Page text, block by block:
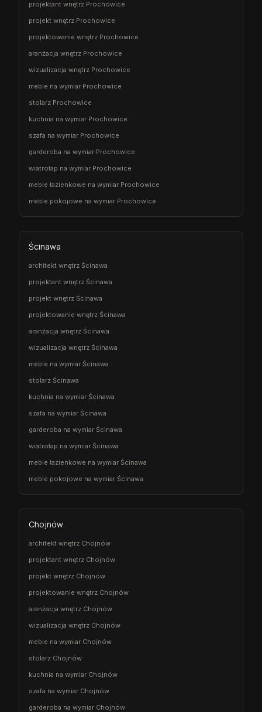
projektant wnętrz Prochowice
projekt wnętrz Prochowice
projektowanie wnętrz Prochowice
aranżacja wnętrz Prochowice
wizualizacja wnętrz Prochowice
meble na wymiar Prochowice
stolarz Prochowice
kuchnia na wymiar Prochowice
szafa na wymiar Prochowice
garderoba na wymiar Prochowice
wiatrołap na wymiar Prochowice
meble łazienkowe na wymiar Prochowice
meble pokojowe na wymiar Prochowice
Ścinawa
architekt wnętrz Ścinawa
projektant wnętrz Ścinawa
projekt wnętrz Ścinawa
projektowanie wnętrz Ścinawa
aranżacja wnętrz Ścinawa
wizualizacja wnętrz Ścinawa
meble na wymiar Ścinawa
stolarz Ścinawa
kuchnia na wymiar Ścinawa
szafa na wymiar Ścinawa
garderoba na wymiar Ścinawa
wiatrołap na wymiar Ścinawa
meble łazienkowe na wymiar Ścinawa
meble pokojowe na wymiar Ścinawa
Chojnów
architekt wnętrz Chojnów
projektant wnętrz Chojnów
projekt wnętrz Chojnów
projektowanie wnętrz Chojnów
aranżacja wnętrz Chojnów
wizualizacja wnętrz Chojnów
meble na wymiar Chojnów
stolarz Chojnów
kuchnia na wymiar Chojnów
szafa na wymiar Chojnów
garderoba na wymiar Chojnów